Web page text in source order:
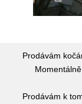
Prodávám
Prodávám k